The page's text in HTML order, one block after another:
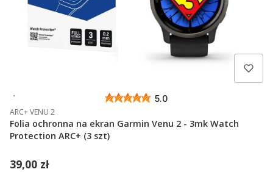
5.0
ARC+ VENU 2
Folia ochronna na ekran Garmin Venu 2 - 3mk Watch
Protection ARC+ (3 szt)
39,00 zł